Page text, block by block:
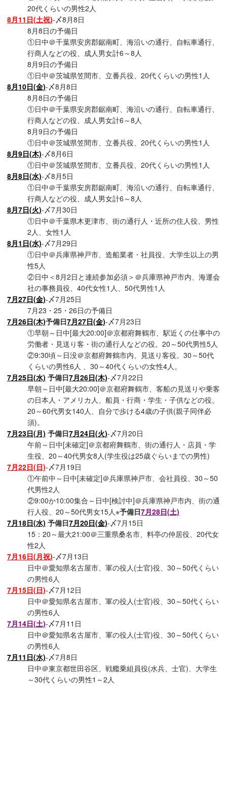
20代くらいの男性2人
8月11日(土祝)-〆8月8日
8月8日の予備日
①日中＠千葉県安房郡鋸南町、海沿いの通行、自転車通行、
行商人などの役、成人男女計6～8人
8月9日の予備日
①日中＠茨城県笠間市、立番兵役、20代くらいの男性1人
8月10日(金)-〆8月8日
8月8日の予備日
①日中＠千葉県安房郡鋸南町、海沿いの通行、自転車通行、
行商人などの役、成人男女計6～8人
8月9日の予備日
①日中＠茨城県笠間市、立番兵役、20代くらいの男性1人
8月9日(木)-〆8月6日
①日中＠茨城県笠間市、立番兵役、20代くらいの男性1人
8月8日(水)-〆8月5日
①日中＠千葉県安房郡鋸南町、海沿いの通行、自転車通行、
行商人などの役、成人男女計6～8人
8月7日(火)-〆7月30日
①日中＠千葉県木更津市、街の通行人・近所の住人役、男性
2人、女性1人
8月1日(水)-〆7月29日
①日中＠兵庫県神戸市、造船業者・社員役、大学生以上の男
性5人
②日中＜8月2日と連続参加必須＞＠兵庫県神戸市内、海運会
社の事務員役、40代女性1人、50代男性1人
7月27日(金)-〆7月25日
7月23・25・26日の予備日
7月26日(木)予備日7月27日(金)-〆7月23日
①早朝～日中[最大20:00]＠京都府舞鶴市、駅近くの仕事中の
労働者・見送り客・街の通行人などの役。20～50代男性5人
②9:30頃～日没＠京都府舞鶴市内、見送り客役。30～50代
くらいの男性6人 、30～40代くらいの女性4人。
7月25日(水) 予備日7月26日(木)-〆7月22日
早朝～日中[最大20:00]＠京都府舞鶴市、客船の見送りや乗客
の日本人・アメリカ人、船員・行商・学生・子供などの役。
20～60代男女140人、自分で歩ける4歳の子供(親子同伴必
須)。
7月23日(月) 予備日7月24日(火)-〆7月20日
午前～日中[未確定]＠京都府舞鶴市、街の通行人・店員・学
生役、20～40代男女8人(学生役は25歳ぐらいまでの男性)
7月22日(日)-〆7月19日
①午前中～日中[未確定]＠兵庫県神戸市、会社員役、30～50
代男性2人
②9:00か10:00集合～日中[検討中]＠兵庫県神戸市内、街の通
行人役、20～50代男女15人※予備日7月28日(土)
7月18日(水) 予備日7月20日(金)-〆7月15日
15：20～最大21:00＠三重県桑名市、料亭の仲居役、20代女
性2人
7月16日(月祝)-〆7月13日
日中＠愛知県名古屋市、軍の役人(士官)役、30～50代くらい
の男性6人
7月15日(日)-〆7月12日
日中＠愛知県名古屋市、軍の役人(士官)役、30～50代くらい
の男性6人
7月14日(土)-〆7月11日
日中＠愛知県名古屋市、軍の役人(士官)役、30～50代くらい
の男性6人
7月11日(水)-〆7月8日
日中＠東京都世田谷区、戦艦乗組員役(水兵、士官)、大学生
～30代くらいの男性1～2人